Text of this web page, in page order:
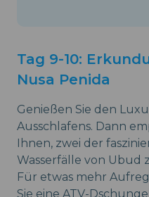
Tag 9-10:
Nusa Penida
Genießen Sie den
Ausschlafens. Dann
Ihnen, zwei der
Wasserfälle von Ubud
Für etwas mehr
Sie eine ATV-